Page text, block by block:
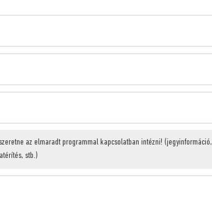
az elmaradt programmal kapcsolatban intézni! (jegyinformáció,
stb.)